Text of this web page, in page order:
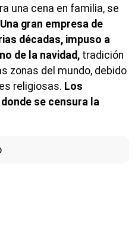
una cena en familia, se
Una gran empresa de
décadas, impuso a
de la navidad, tradición
zonas del mundo, debido
religiosas. Los
se censura la